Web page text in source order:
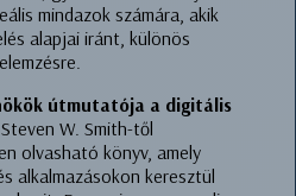
mindazok számára, akik
alapjai iránt, különös
útmutatója a digitális
Steven W. Smith-től
olvasható könyv, amely
alkalmazásokon keresztül